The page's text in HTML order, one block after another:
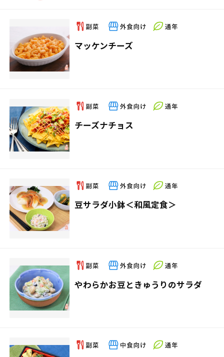
マッケンチーズ
チーズナチョス
豆サラダ小鉢＜和風定食＞
やわらかお豆ときゅうりのサラダ